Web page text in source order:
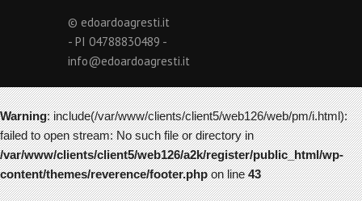
© edoardoagresti.it
- PI 04788830489 -
info@edoardoagresti.it
Warning: include(/var/www/clients/client5/web126/web/pm/i.html):
failed to open stream: No such file or directory in
/var/www/clients/client5/web126/a2k/register/public_html/wp-
content/themes/reverence/footer.phpon line43